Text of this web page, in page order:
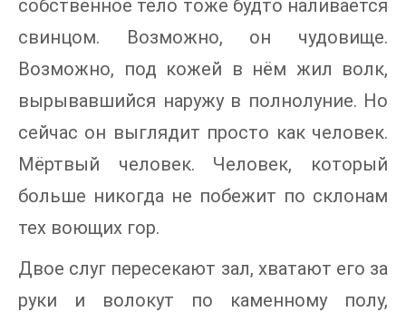
собственное тело тоже будто наливается
свинцом. Возможно, он чудовище.
Возможно, под кожей в нём жил волк,
вырывавшийся наружу в полнолуние. Но
сейчас он выглядит просто как человек.
Мёртвый человек. Человек, который
больше никогда не побежит по склонам
тех воющих гор.
Двое слуг пересекают зал, хватают его за
руки и волокут по каменному полу,